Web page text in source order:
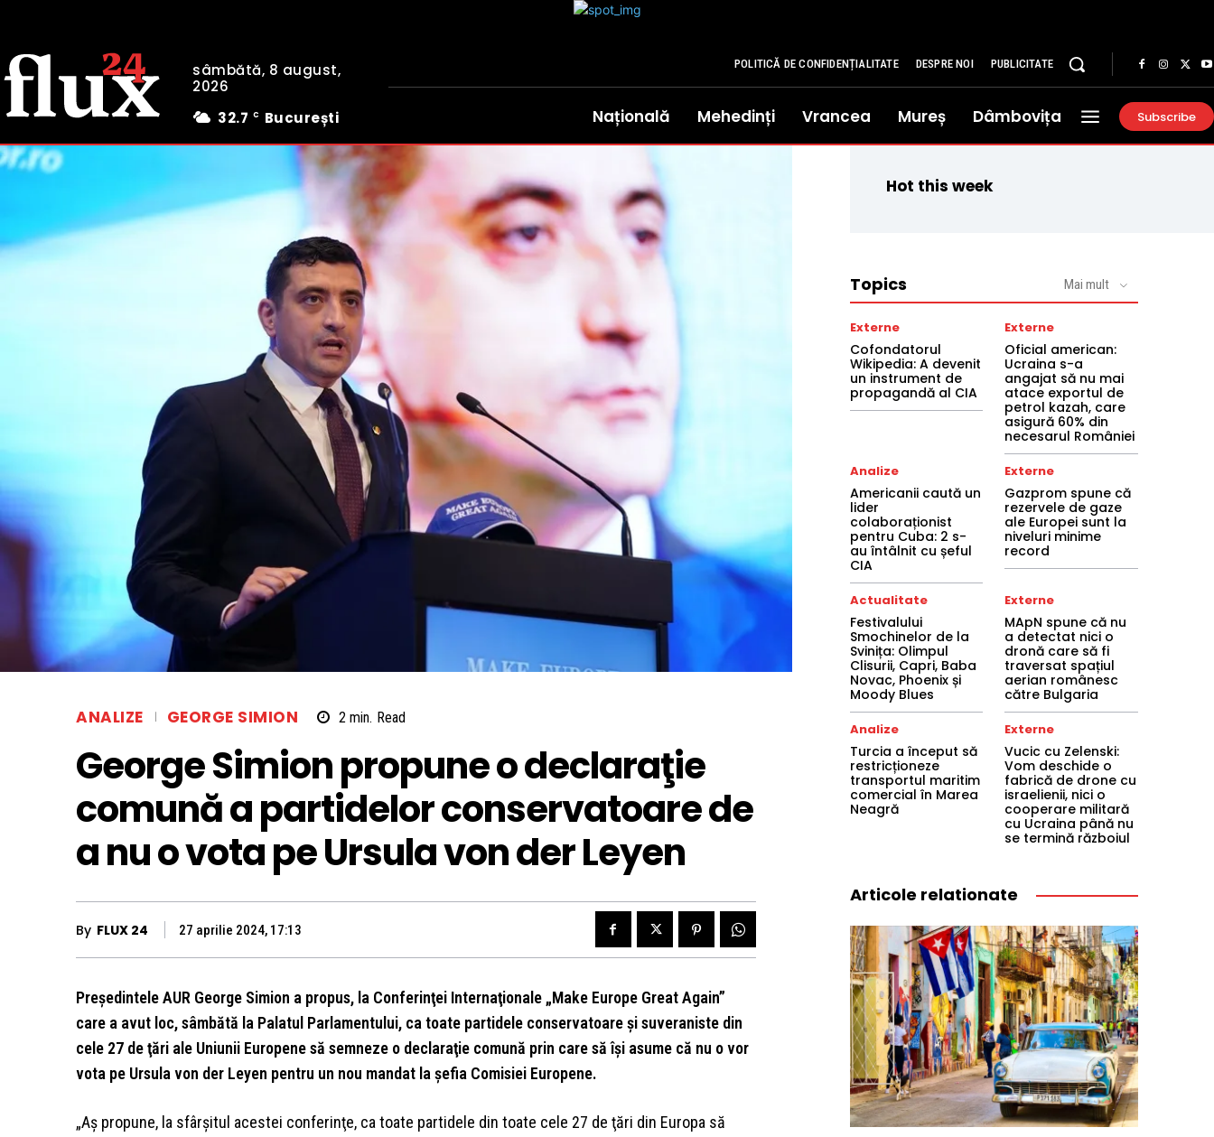
sâmbătă, 8 august,
2026
32.7 C București
POLITICĂ DE CONFIDENȚIALITATE DESPRE NOI PUBLICITATE
Națională Mehedinți Vrancea Mureș Dâmbovița Subscribe
ANALIZE GEORGE SIMION 2 min. Read
George Simion propune o declaraţie
comună a partidelor conservatoare de
a nu o vota pe Ursula von der Leyen
By FLUX 24 27 aprilie 2024, 17:13
Preşedintele AUR George Simion a propus, la Conferinţei Internaţionale „Make Europe Great Again”
care a avut loc, sâmbătă la Palatul Parlamentului, ca toate partidele conservatoare şi suveraniste din
cele 27 de ţări ale Uniunii Europene să semneze o declaraţie comună prin care să îşi asume că nu o vor
vota pe Ursula von der Leyen pentru un nou mandat la şefia Comisiei Europene.
„Aş propune, la sfârşitul acestei conferinţe, ca toate partidele din toate cele 27 de ţări din Europa să
Hot this week
Topics Mai mult
Externe
Cofondatorul
Wikipedia: A devenit
un instrument de
propagandă al CIA
Externe
Oficial american:
Ucraina s-a
angajat să nu mai
atace exportul de
petrol kazah, care
asigură 60% din
necesarul României
Analize
Americanii caută un
lider
colaboraționist
pentru Cuba: 2 s-
au întâlnit cu șeful
CIA
Externe
Gazprom spune că
rezervele de gaze
ale Europei sunt la
niveluri minime
record
Actualitate
Festivalului
Smochinelor de la
Svinița: Olimpul
Clisurii, Capri, Baba
Novac, Phoenix și
Moody Blues
Externe
MApN spune că nu
a detectat nici o
dronă care să fi
traversat spațiul
aerian românesc
către Bulgaria
Analize
Turcia a început să
restricționeze
transportul maritim
comercial în Marea
Neagră
Externe
Vucic cu Zelenski:
Vom deschide o
fabrică de drone cu
israelienii, nici o
cooperare militară
cu Ucraina până nu
se termină războiul
Articole relationate